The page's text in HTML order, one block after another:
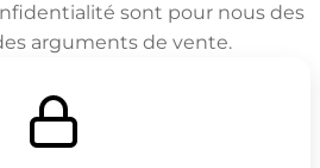
sont pour nous des
arguments de vente.